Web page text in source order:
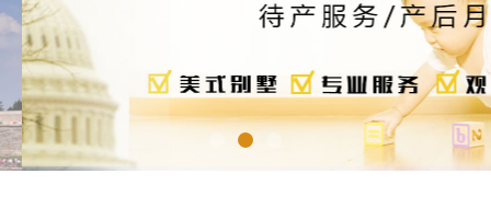
打电话
客服微信：13661687859